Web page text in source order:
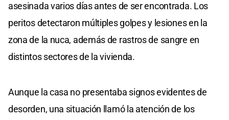
asesinada varios días antes de ser encontrada. Los
peritos detectaron múltiples golpes y lesiones en la
zona de la nuca, además de rastros de sangre en
distintos sectores de la vivienda.
Aunque la casa no presentaba signos evidentes de
desorden, una situación llamó la atención de los